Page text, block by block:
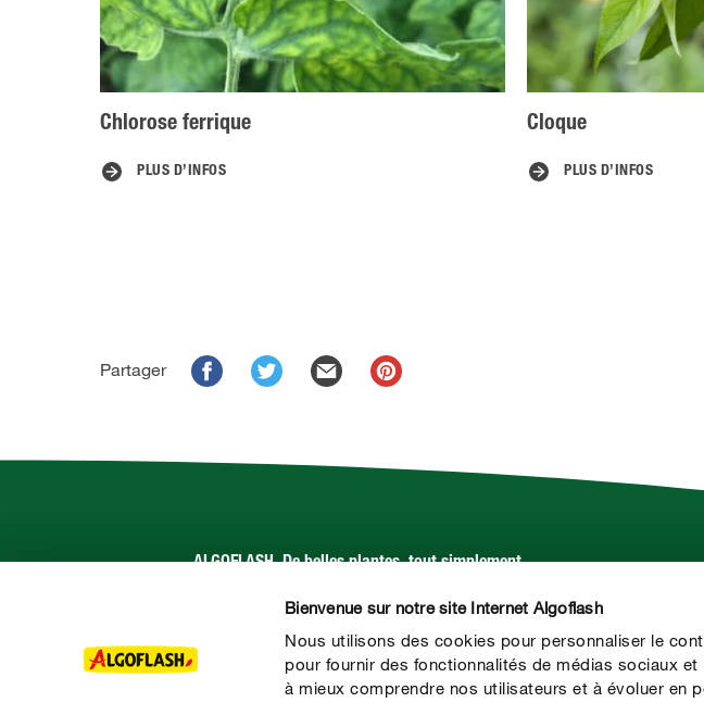
Bienvenue sur notre site Internet Algoflash
Nous utilisons des cookies pour personnaliser le
pour fournir des fonctionnalités de médias sociaux
à mieux comprendre nos utilisateurs et à évoluer en
Chlorose ferrique
PLUS D’INFOS
Cloque
PLUS D’INFOS
Partager
ALGOFLASH. De belles plantes, tout simplement.